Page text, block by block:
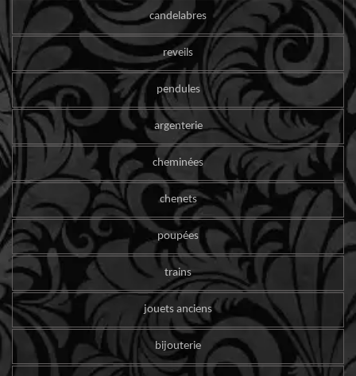
candelabres
reveils
pendules
argenterie
cheminées
chenets
poupées
trains
jouets anciens
bijouterie